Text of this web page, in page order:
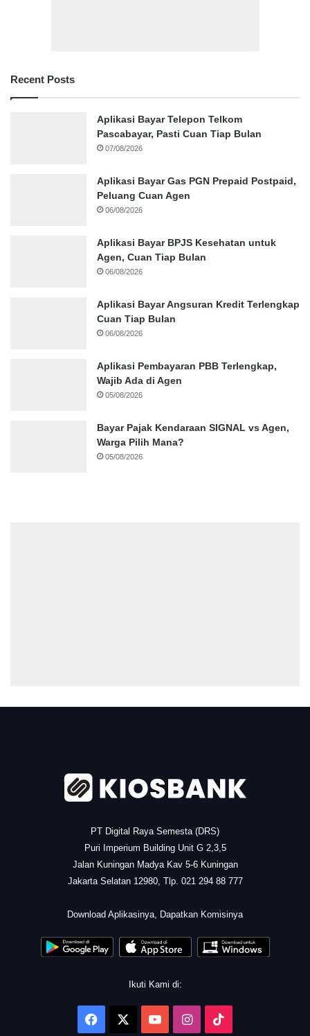
Recent Posts
Aplikasi Bayar Telepon Telkom
Pascabayar, Pasti Cuan Tiap Bulan
07/08/2026
Aplikasi Bayar Gas PGN Prepaid Postpaid,
Peluang Cuan Agen
06/08/2026
Aplikasi Bayar BPJS Kesehatan untuk
Agen, Cuan Tiap Bulan
06/08/2026
Aplikasi Bayar Angsuran Kredit Terlengkap
Cuan Tiap Bulan
06/08/2026
Aplikasi Pembayaran PBB Terlengkap,
Wajib Ada di Agen
05/08/2026
Bayar Pajak Kendaraan SIGNAL vs Agen,
Warga Pilih Mana?
05/08/2026
PT Digital Raya Semesta (DRS)
Puri Imperium Building Unit G 2,3,5
Jalan Kuningan Madya Kav 5-6 Kuningan
Jakarta Selatan 12980, Tlp. 021 294 88 777
Download Aplikasinya, Dapatkan Komisinya
Ikuti Kami di:
Facebook YouTubeInstagram